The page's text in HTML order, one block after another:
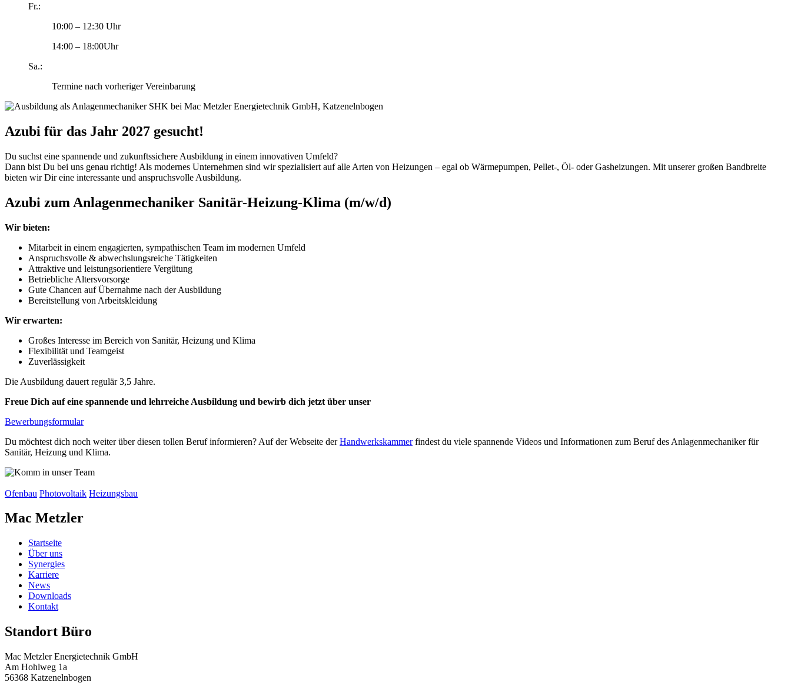
Fr.:
10:00 – 12:30 Uhr
14:00 – 18:00Uhr
Sa.:
Termine nach vorheriger Vereinbarung
Azubi für das Jahr 2027 gesucht!
Du suchst eine spannende und zukunftssichere Ausbildung in einem innovativen Umfeld?
Dann bist Du bei uns genau richtig! Als modernes Unternehmen sind wir spezialisiert auf alle Arten von Heizungen – egal ob Wärmepumpen, Pellet-, Öl- oder Gasheizungen. Mit unserer großen Bandbreite
bieten wir Dir eine interessante und anspruchsvolle Ausbildung.
Azubi zum Anlagenmechaniker Sanitär-Heizung-Klima (m/w/d)
Wir bieten:
Mitarbeit in einem engagierten, sympathischen Team im modernen Umfeld
Anspruchsvolle & abwechslungsreiche Tätigkeiten
Attraktive und leistungsorientiere Vergütung
Betriebliche Altersvorsorge
Gute Chancen auf Übernahme nach der Ausbildung
Bereitstellung von Arbeitskleidung
Wir erwarten:
Großes Interesse im Bereich von Sanitär, Heizung und Klima
Flexibilität und Teamgeist
Zuverlässigkeit
Die Ausbildung dauert regulär 3,5 Jahre.
Freue Dich auf eine spannende und lehrreiche Ausbildung und bewirb dich jetzt über unser
Bewerbungsformular
Du möchtest dich noch weiter über diesen tollen Beruf informieren? Auf der Webseite derHandwerkskammerfindest du viele spannende Videos und Informationen zum Beruf des Anlagenmechaniker für
Sanitär, Heizung und Klima.
Ofenbau Photovoltaik Heizungsbau
Mac Metzler
Startseite
Über uns
Synergies
Karriere
News
Downloads
Kontakt
Standort Büro
Mac Metzler Energietechnik GmbH
Am Hohlweg 1a
56368 Katzenelnbogen